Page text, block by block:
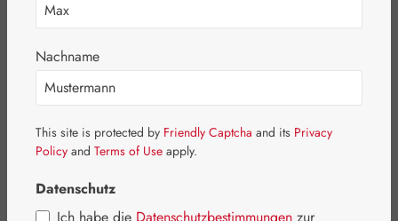
Nachname
This site is protected by Friendly Captcha and its Privacy
Policy and Terms of Use apply.
Datenschutz